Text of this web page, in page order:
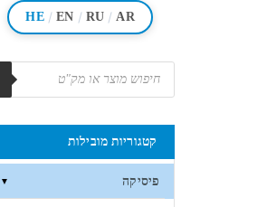
HE / EN / RU / AR
מוצרים
search
קטגוריות מובילות
פיסיקה ▼